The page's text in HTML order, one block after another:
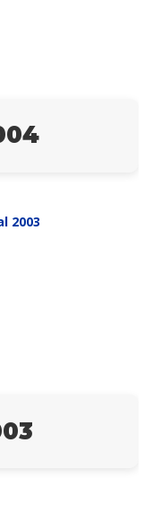
2003